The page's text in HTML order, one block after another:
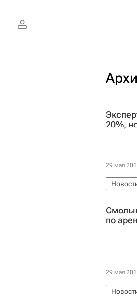
20%,
29 мая
по
29 мая